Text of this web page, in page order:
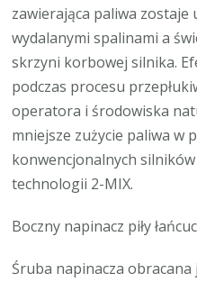
zawierająca paliwa zostaje
wydalanymi spalinami a
skrzyni korbowej silnika.
podczas procesu
operatora i środowiska
mniejsze zużycie paliwa w
konwencjonalnych
technologii 2-MIX.
Boczny napinacz piły
Śruba napinacza